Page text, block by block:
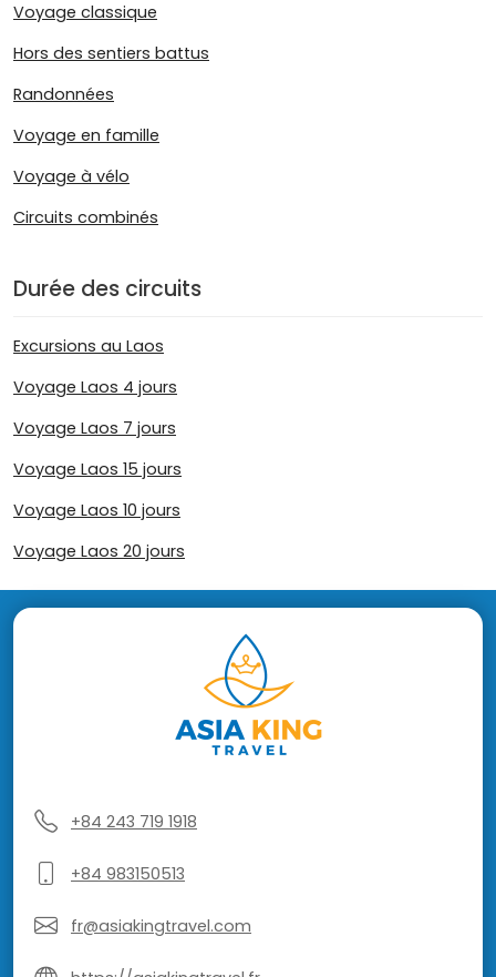
Voyage classique
Hors des sentiers battus
Randonnées
Voyage en famille
Voyage à vélo
Circuits combinés
Durée des circuits
Excursions au Laos
Voyage Laos 4 jours
Voyage Laos 7 jours
Voyage Laos 15 jours
Voyage Laos 10 jours
Voyage Laos 20 jours
+84 243 719 1918
+84 983150513
fr@asiakingtravel.com